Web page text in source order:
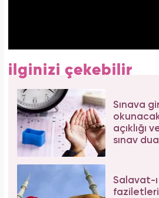
ilginizi çekebilir
Sınava
açıklığı
sınav
Salavat-ı